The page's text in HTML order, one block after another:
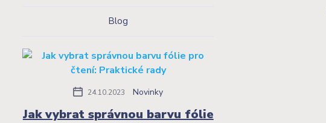
Blog
24.10.2023 Novinky
Jak vybrat správnou barvu fólie